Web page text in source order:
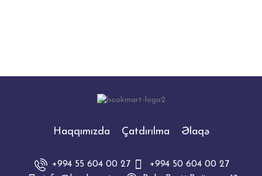
Haqqımızda Çatdırılma Əlaqə
+994 55 604 00 27
+994 50 604 00 27